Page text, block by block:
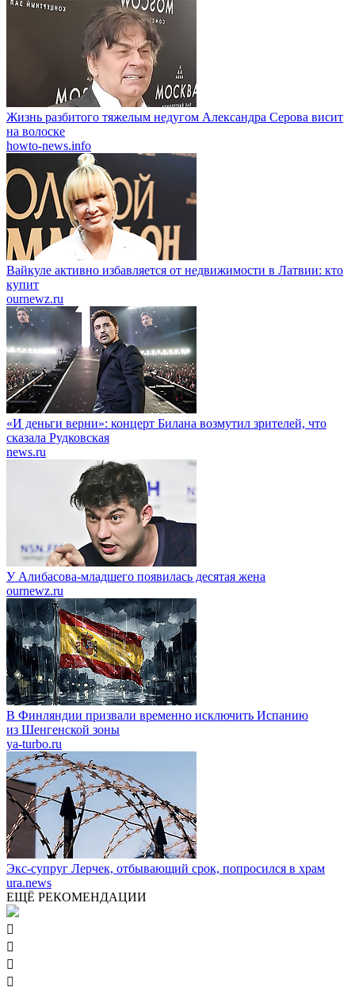
Жизнь разбитого тяжелым недугом Александра Серова висит
на волоске
howto-news.info
Вайкуле активно избавляется от недвижимости в Латвии: кто
купит
ournewz.ru
«И деньги верни»: концерт Билана возмутил зрителей, что
сказала Рудковская
news.ru
У Алибасова-младшего появилась десятая жена
ournewz.ru
В Финляндии призвали временно исключить Испанию
из Шенгенской зоны
ya-turbo.ru
Экс-супруг Лерчек, отбывающий срок, попросился в храм
ura.news
ЕЩЁ РЕКОМЕНДАЦИИ



